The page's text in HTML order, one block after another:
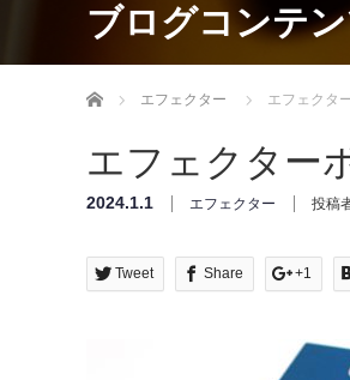
ブログコンテ
Home エフェクター エフェクタ
エフェクター
2024.1.1 エフェクター 投稿
Tweet Share +1